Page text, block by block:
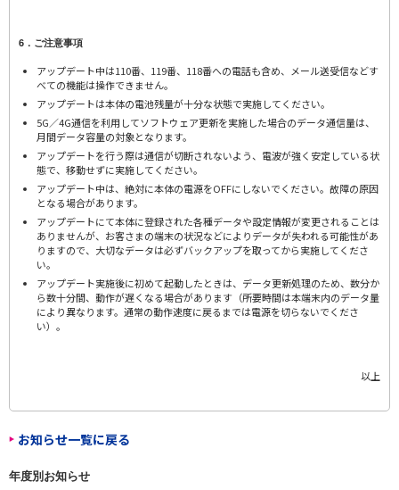
6．ご注意事項
アップデート中は110番、119番、118番への電話も含め、メール送受信などす
べての機能は操作できません。
アップデートは本体の電池残量が十分な状態で実施してください。
5G／4G通信を利用してソフトウェア更新を実施した場合のデータ通信量は、
月間データ容量の対象となります。
アップデートを行う際は通信が切断されないよう、電波が強く安定している状
態で、移動せずに実施してください。
アップデート中は、絶対に本体の電源をOFFにしないでください。故障の原因
となる場合があります。
アップデートにて本体に登録された各種データや設定情報が変更されることは
ありませんが、お客さまの端末の状況などによりデータが失われる可能性があ
りますので、大切なデータは必ずバックアップを取ってから実施してくださ
い。
アップデート実施後に初めて起動したときは、データ更新処理のため、数分か
ら数十分間、動作が遅くなる場合があります（所要時間は本端末内のデータ量
により異なります。通常の動作速度に戻るまでは電源を切らないでくださ
い）。
以上
お知らせ一覧に戻る
年度別お知らせ